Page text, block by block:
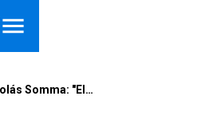
Somma: "El…